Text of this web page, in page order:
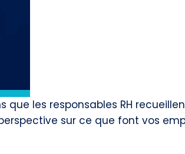
les responsables RH
sur ce que font vos